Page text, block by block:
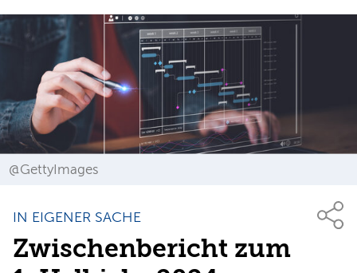
@GettyImages
IN EIGENER SACHE
Zwischenbericht zum
Anmelden